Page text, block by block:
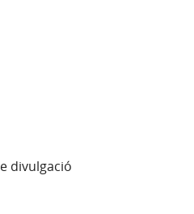
divulgació